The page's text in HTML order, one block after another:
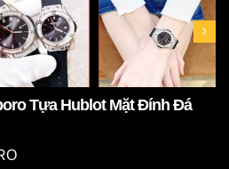
Tựa Hublot Mặt Đính Đá